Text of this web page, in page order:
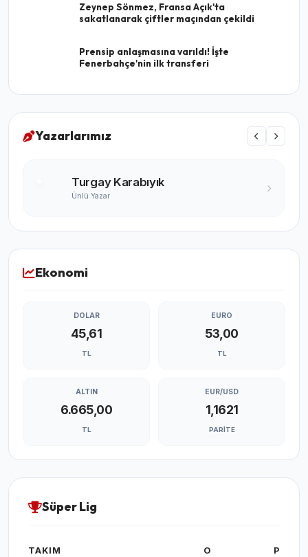
Zeynep Sönmez, Fransa Açık'ta
sakatlanarak çiftler maçından çekildi
Prensip anlaşmasına varıldı! İşte
Fenerbahçe'nin ilk transferi
Yazarlarımız
Turgay Karabıyık
Ünlü Yazar
Ekonomi
DOLAR
45,61
TL
EURO
53,00
TL
ALTIN
6.665,00
TL
EUR/USD
1,1621
PARITE
Süper Lig
TAKIM O P